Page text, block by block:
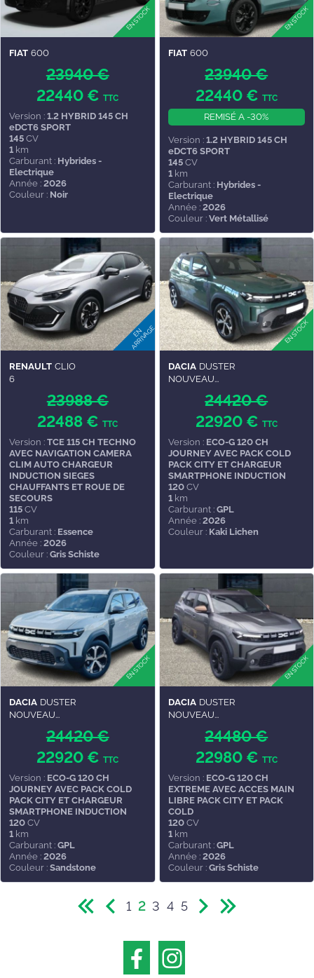
FIAT 600
23940 €
22440 €TTC
Version : 1.2 HYBRID 145 CH
eDCT6 SPORT
145 CV
1 km
Carburant : Hybrides -
Electrique
Année : 2026
Couleur : Noir
FIAT 600
23940 €
22440 € TTC
REMISÉ A -30%
Version : 1.2 HYBRID 145 CH
eDCT6 SPORT
145CV
1km
Carburant : Hybrides -
Electrique
Année : 2026
Couleur : Vert Métallisé
RENAULT CLIO
6
23988 €
22488 €TTC
Version : TCE 115 CH TECHNO
AVEC NAVIGATION CAMERA
CLIM AUTO CHARGEUR
INDUCTION SIEGES
CHAUFFANTS ET ROUE DE
SECOURS
115 CV
1 km
Carburant : Essence
Année : 2026
Couleur : Gris Schiste
DACIA DUSTER
NOUVEAU...
24420 €
22920 € TTC
Version : ECO-G 120 CH
JOURNEY AVEC PACK COLD
PACK CITY ET CHARGEUR
SMARTPHONE INDUCTION
120CV
1km
Carburant : GPL
Année : 2026
Couleur : Kaki Lichen
DACIA DUSTER
NOUVEAU...
24420 €
22920 €TTC
Version : ECO-G 120 CH
JOURNEY AVEC PACK COLD
PACK CITY ET CHARGEUR
SMARTPHONE INDUCTION
120 CV
1 km
Carburant : GPL
Année : 2026
Couleur : Sandstone
DACIA DUSTER
NOUVEAU...
24480 €
22980 € TTC
Version : ECO-G 120 CH
EXTREME AVEC ACCES MAIN
LIBRE PACK CITY ET PACK
COLD
120CV
1km
Carburant : GPL
Année : 2026
Couleur : Gris Schiste
1 2 3 4 5